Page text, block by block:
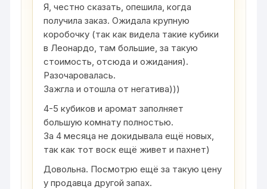
Я, честно сказать, опешила, когда
получила заказ. Ожидала крупную
коробочку (так как видела такие кубики
в Леонардо, там большие, за такую
стоимость, отсюда и ожидания).
Разочаровалась.
Зажгла и отошла от негатива)))
4-5 кубиков и аромат заполняет
большую комнату полностью.
За 4 месяца не докидывала ещё новых,
так как тот воск ещё живет и пахнет)
Довольна. Посмотрю ещё за такую цену
у продавца другой запах.